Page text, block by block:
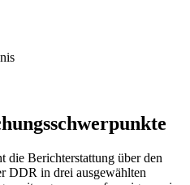
die Berichterstattung über den
DDR in drei ausgewählten